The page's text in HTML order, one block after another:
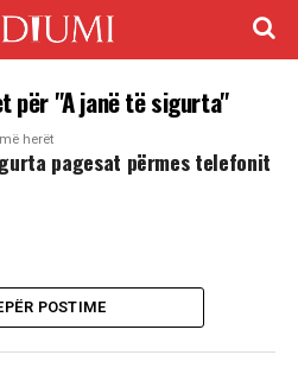
për "A janë të sigurta"
herët
pagesat përmes telefonit
POSTIME